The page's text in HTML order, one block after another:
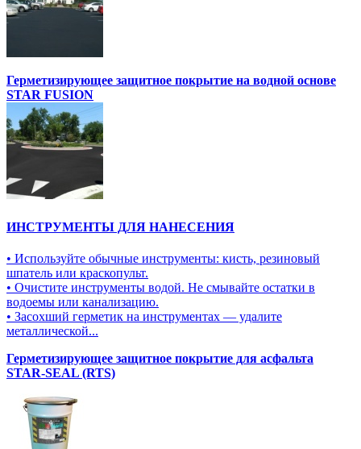
Герметизирующее защитное покрытие на водной основе
STAR FUSION
ИНСТРУМЕНТЫ ДЛЯ НАНЕСЕНИЯ
• Используйте обычные инструменты: кисть, резиновый
шпатель или краскопульт.
• Очистите инструменты водой. Не смывайте остатки в
водоемы или канализацию.
• Засохший герметик на инструментах — удалите
металлической...
Герметизирующее защитное покрытие для асфальта
STAR-SEAL (RTS)